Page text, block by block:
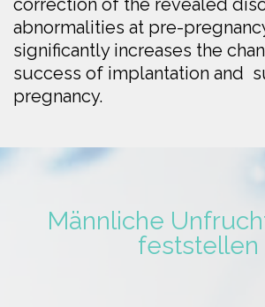
correction of the revealed
abnormalities at pre-
significantly increases the
success of implantation and
pregnancy.
Männliche
feststellen